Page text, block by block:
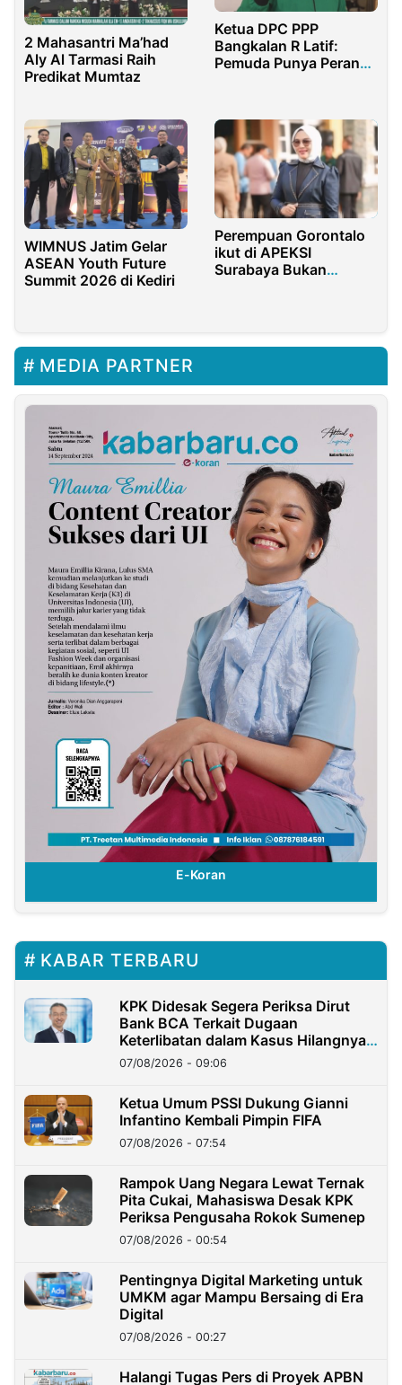
2 Mahasantri Ma’had
Aly Al Tarmasi Raih
Predikat Mumtaz
Ketua DPC PPP
Bangkalan R Latif:
Pemuda Punya Peran
WIMNUS Jatim Gelar
ASEAN Youth Future
Summit 2026 di Kediri
Perempuan Gorontalo
ikut di APEKSI
Surabaya Bukan
MEDIA PARTNER
E-Koran
KABAR TERBARU
KPK Didesak Segera Periksa Dirut
Bank BCA Terkait Dugaan
Keterlibatan dalam Kasus Hilangnya
Dana Nasabah Rp2,58 Miliar
07/08/2026 - 09:06
Ketua Umum PSSI Dukung Gianni
Infantino Kembali Pimpin FIFA
07/08/2026 - 07:54
Rampok Uang Negara Lewat Ternak
Pita Cukai, Mahasiswa Desak KPK
Periksa Pengusaha Rokok Sumenep
07/08/2026 - 00:54
Pentingnya Digital Marketing untuk
UMKM agar Mampu Bersaing di Era
Digital
07/08/2026 - 00:27
Halangi Tugas Pers di Proyek APBN